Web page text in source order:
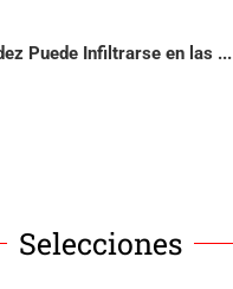
Puede Infiltrarse en las ...
Selecciones